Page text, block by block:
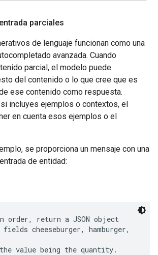
parciales
de lenguaje funcionan como una
avanzada. Cuando
parcial, el modelo puede
del contenido o lo que cree que es
ese contenido como respuesta.
si incluyes ejemplos o contextos, el
en cuenta esos ejemplos o el
se proporciona un mensaje con una
de entidad:
order, return a JSON object
cheeseburger, hamburger,
value being the quantity.